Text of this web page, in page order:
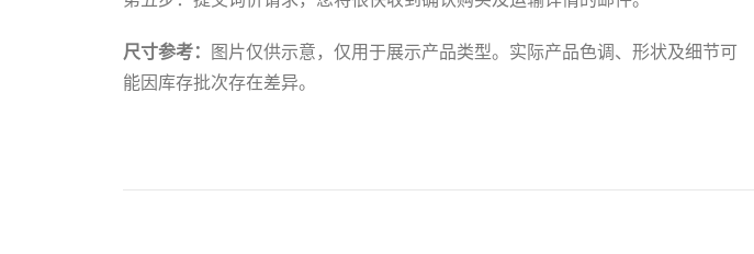
尺寸参考： 图片仅供示意，仅用于展示产品类型。实际产品色调、形状及细节可
能因库存批次存在差异。